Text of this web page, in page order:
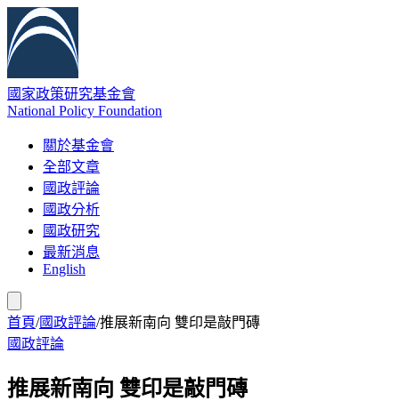
國家政策研究基金會
National Policy Foundation
關於基金會
全部文章
國政評論
國政分析
國政研究
最新消息
English
首頁/國政評論/推展新南向 雙印是敲門磚
國政評論
推展新南向 雙印是敲門磚